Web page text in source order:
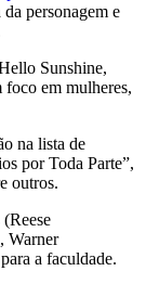
personagem e
Sunshine,
foco em mulheres,
na lista de
por Toda Parte”,
outros.
Warner
a faculdade.